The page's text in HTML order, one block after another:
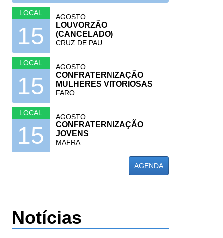
LOCAL
15
AGOSTO
LOUVORZÃO
(CANCELADO)
CRUZ DE PAU
LOCAL
15
AGOSTO
CONFRATERNIZAÇÃO
MULHERES VITORIOSAS
FARO
LOCAL
15
AGOSTO
CONFRATERNIZAÇÃO
JOVENS
MAFRA
AGENDA
Notícias